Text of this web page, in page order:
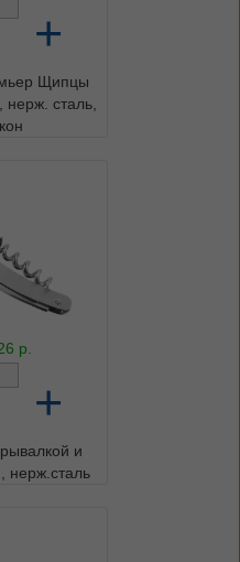
+
Щипцы
сталь,
р.
+
и
нерж.сталь